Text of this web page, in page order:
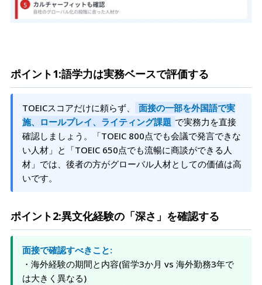
ポイント1:語学力は実務ベースで評価する
TOEICスコアだけに頼らず、
面接の一部を外国語で実
施、ロールプレイ、ライティング課題 で実務力を直接
確認しましょう。「TOEIC 800点でも会議で発言できな
い人材」と「TOEIC 650点でも流暢に商談ができる人
材」では、後者の方がグローバル人材としての価値は高
いです。
ポイント2:異文化経験の「深さ」を確認する
面接で確認すべきこと:
・海外経験の期間と内容(留学3か月 vs 海外勤務3年で
は大きく異なる)